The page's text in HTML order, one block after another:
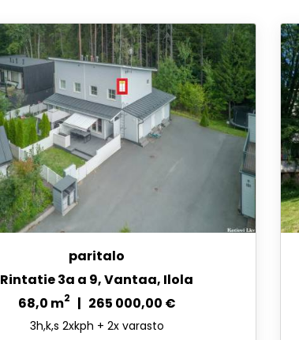
paritalo
Rintatie 3a a 9, Vantaa, Ilola
68,0 m2 | 265 000,00 €
3h,k,s 2xkph + 2x varasto